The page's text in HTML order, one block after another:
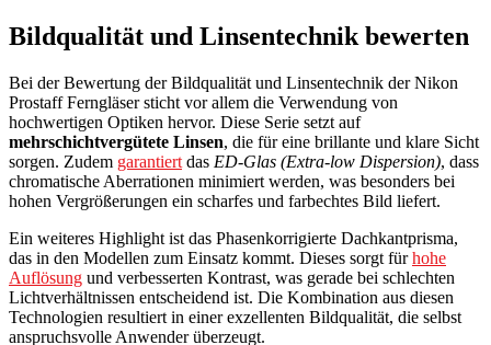
Bildqualität und Linsentechnik bewerten
Bei der Bewertung der Bildqualität und Linsentechnik der Nikon
Prostaff Ferngläser sticht vor allem die Verwendung von
hochwertigen Optiken hervor. Diese Serie setzt auf
mehrschichtvergütete Linsen, die für eine brillante und klare Sicht
sorgen. Zudem garantiert das ED-Glas (Extra-low Dispersion), dass
chromatische Aberrationen minimiert werden, was besonders bei
hohen Vergrößerungen ein scharfes und farbechtes Bild liefert.
Ein weiteres Highlight ist das Phasenkorrigierte Dachkantprisma,
das in den Modellen zum Einsatz kommt. Dieses sorgt fürhohe
Auflösung und verbesserten Kontrast, was gerade bei schlechten
Lichtverhältnissen entscheidend ist. Die Kombination aus diesen
Technologien resultiert in einer exzellenten Bildqualität, die selbst
anspruchsvolle Anwender überzeugt.